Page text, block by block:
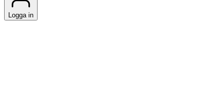
Logga in